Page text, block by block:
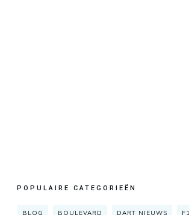
POPULAIRE CATEGORIEËN
BLOG BOULEVARD DART NIEUWS